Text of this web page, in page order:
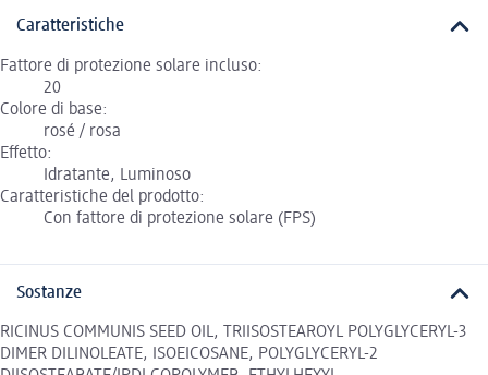
Caratteristiche
Fattore di protezione solare incluso:
20
Colore di base:
rosé / rosa
Effetto:
Idratante, Luminoso
Caratteristiche del prodotto:
Con fattore di protezione solare (FPS)
Sostanze
RICINUS COMMUNIS SEED OIL, TRIISOSTEAROYL POLYGLYCERYL-3
DIMER DILINOLEATE, ISOEICOSANE, POLYGLYCERYL-2